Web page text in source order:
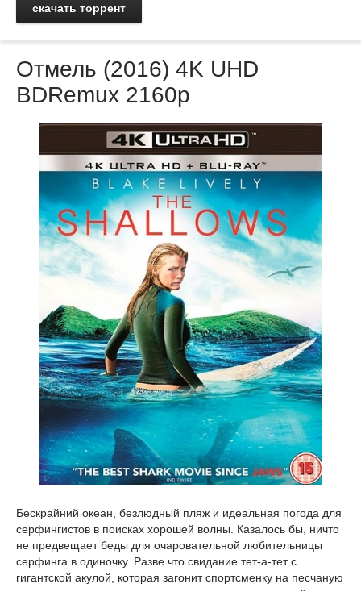
скачать торрент
Отмель (2016) 4K UHD
BDRemux 2160p
Бескрайний океан, безлюдный пляж и идеальная погода для
серфингистов в поисках хорошей волны. Казалось бы, ничто
не предвещает беды для очаровательной любительницы
серфинга в одиночку. Разве что свидание тет-а-тет с
гигантской акулой, которая загонит спортсменку на песчаную